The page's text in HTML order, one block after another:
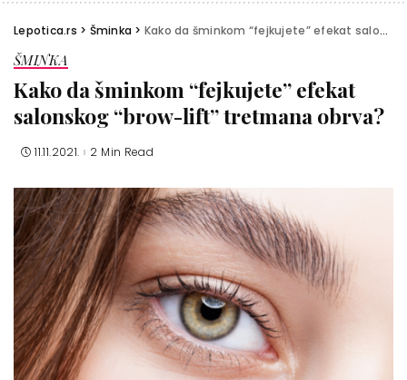
Lepotica.rs > Šminka > Kako da šminkom “fejkujete” efekat salonskog “brow-lift” tretmana obrva?
ŠMINKA
Kako da šminkom “fejkujete” efekat
salonskog “brow-lift” tretmana obrva?
11.11.2021. 2 Min Read